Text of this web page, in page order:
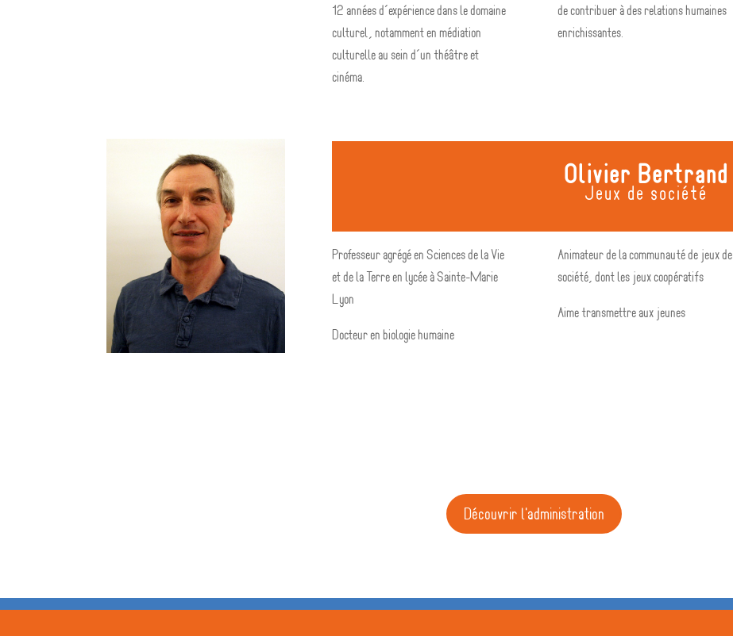
12 années d’expérience dans le domaine
culturel, notamment en médiation
culturelle au sein d’un théâtre et
cinéma.
de contribuer à des relations humaines
enrichissantes.
Olivier Bertrand
Jeux de société
Professeur agrégé en Sciences de la Vie
et de la Terre en lycée à Sainte-Marie
Lyon
Docteur en biologie humaine
Animateur de la communauté de jeux de
société, dont les jeux coopératifs
Aime transmettre aux jeunes
Découvrir l'administration